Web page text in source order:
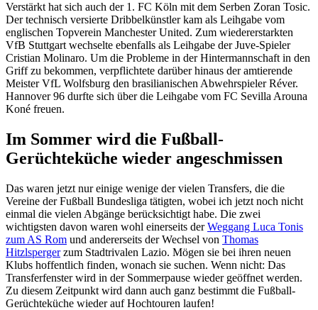
Verstärkt hat sich auch der 1. FC Köln mit dem Serben Zoran Tosic.
Der technisch versierte Dribbelkünstler kam als Leihgabe vom
englischen Topverein Manchester United. Zum wiedererstarkten
VfB Stuttgart wechselte ebenfalls als Leihgabe der Juve-Spieler
Cristian Molinaro. Um die Probleme in der Hintermannschaft in den
Griff zu bekommen, verpflichtete darüber hinaus der amtierende
Meister VfL Wolfsburg den brasilianischen Abwehrspieler Réver.
Hannover 96 durfte sich über die Leihgabe vom FC Sevilla Arouna
Koné freuen.
Im Sommer wird die Fußball-
Gerüchteküche wieder angeschmissen
Das waren jetzt nur einige wenige der vielen Transfers, die die
Vereine der Fußball Bundesliga tätigten, wobei ich jetzt noch nicht
einmal die vielen Abgänge berücksichtigt habe. Die zwei
wichtigsten davon waren wohl einerseits derWeggang Luca Tonis
zum AS Rom und andererseits der Wechsel von Thomas
Hitzlspergerzum Stadtrivalen Lazio. Mögen sie bei ihren neuen
Klubs hoffentlich finden, wonach sie suchen. Wenn nicht: Das
Transferfenster wird in der Sommerpause wieder geöffnet werden.
Zu diesem Zeitpunkt wird dann auch ganz bestimmt die Fußball-
Gerüchteküche wieder auf Hochtouren laufen!